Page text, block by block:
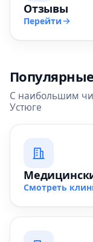
Отзывы
Перейти
С наибольшим
Устюге
Смотреть